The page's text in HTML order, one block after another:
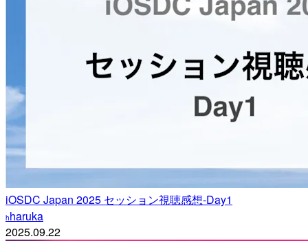
iOSDC Japan 2025 セッション視聴感想-Day1
hharuka
2025.09.22